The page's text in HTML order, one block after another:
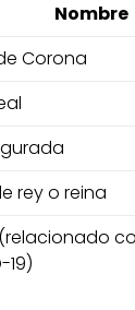
Nombre
Corona
rey o reina
19)